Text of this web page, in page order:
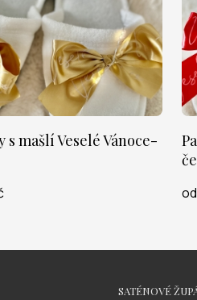
s mašlí Veselé Vánoce-
SATÉNOVÉ